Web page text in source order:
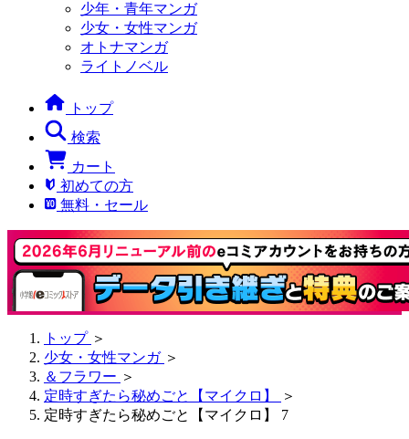
少年・青年マンガ
少女・女性マンガ
オトナマンガ
ライトノベル
トップ
検索
カート
初めての方
無料・セール
トップ ＞
少女・女性マンガ ＞
＆フラワー ＞
定時すぎたら秘めごと【マイクロ】
＞
定時すぎたら秘めごと【マイクロ】 7